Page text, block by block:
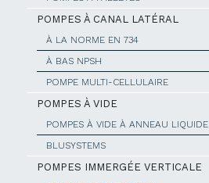
POMPES À CANAL LATÉRAL
À LA NORME EN 734
À BAS NPSH
POMPE MULTI-CELLULAIRE
POMPES À VIDE
POMPES À VIDE À ANNEAU LIQUIDE
BLUSYSTEMS
POMPES IMMERGÉE VERTICALE